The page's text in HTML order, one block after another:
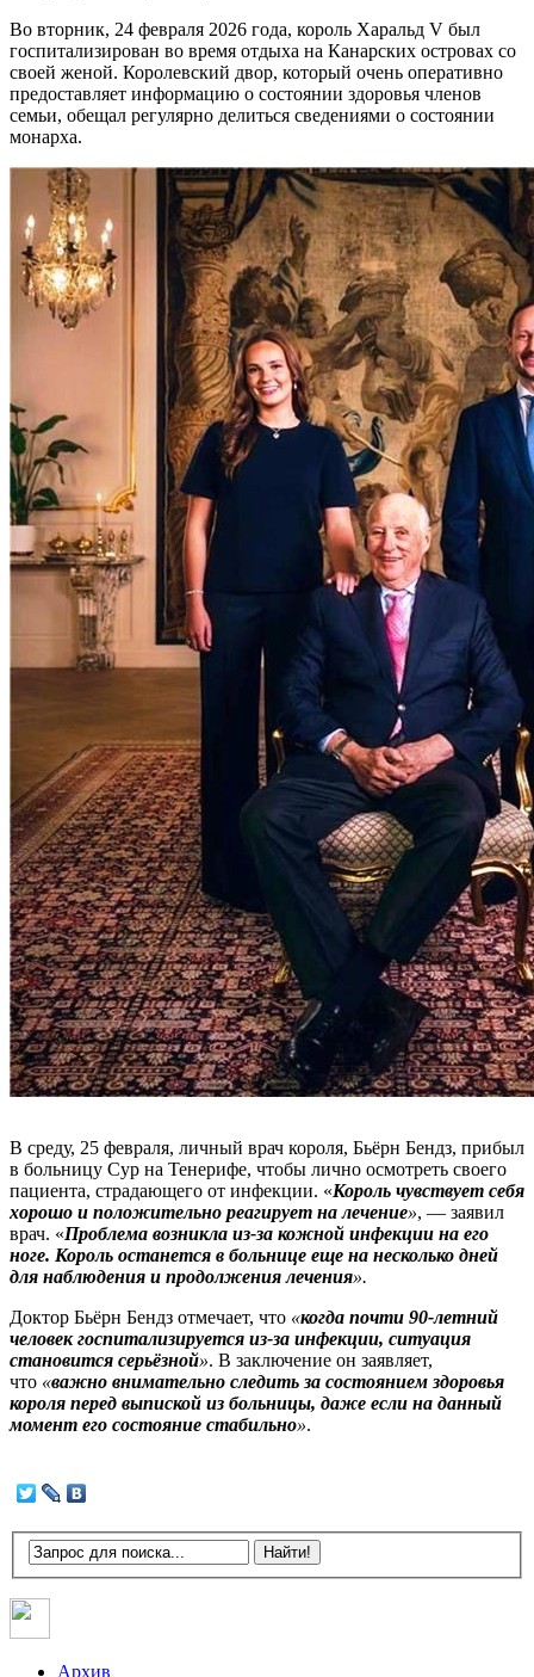
Во вторник, 24 февраля 2026 года, король Харальд V был
госпитализирован во время отдыха на Канарских островах со
своей женой. Королевский двор, который очень оперативно
предоставляет информацию о состоянии здоровья членов
семьи, обещал регулярно делиться сведениями о состоянии
монарха.
В среду, 25 февраля, личный врач короля, Бьёрн Бендз, прибыл
в больницу Сур на Тенерифе, чтобы лично осмотреть своего
пациента, страдающего от инфекции. «Король чувствует себя
хорошо и положительно реагирует на лечение», — заявил
врач. «Проблема возникла из-за кожной инфекции на его
ноге. Король останется в больнице еще на несколько дней
для наблюдения и продолжения лечения».
Доктор Бьёрн Бендз отмечает, что «когда почти 90-летний
человек госпитализируется из-за инфекции, ситуация
становится серьёзной». В заключение он заявляет,
что «важно внимательно следить за состоянием здоровья
короля перед выпиской из больницы, даже если на данный
момент его состояние стабильно».
Архив